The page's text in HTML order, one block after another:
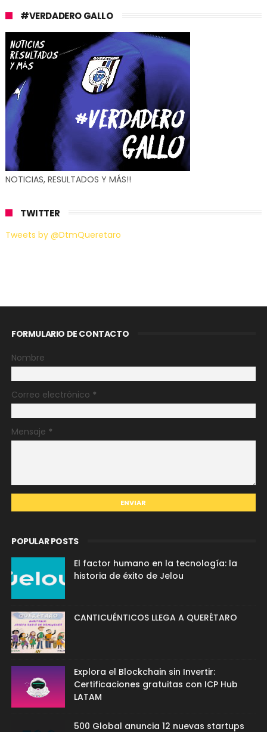
#VERDADERO GALLO
NOTICIAS, RESULTADOS Y MÁS!!
TWITTER
Tweets by @DtmQueretaro
FORMULARIO DE CONTACTO
Nombre
Correo electrónico *
Mensaje *
POPULAR POSTS
El factor humano en la tecnología: la
historia de éxito de Jelou
CANTICUÉNTICOS LLEGA A QUERÉTARO
Explora el Blockchain sin Invertir:
Certificaciones gratuitas con ICP Hub
LATAM
500 Global anuncia 12 nuevas startups